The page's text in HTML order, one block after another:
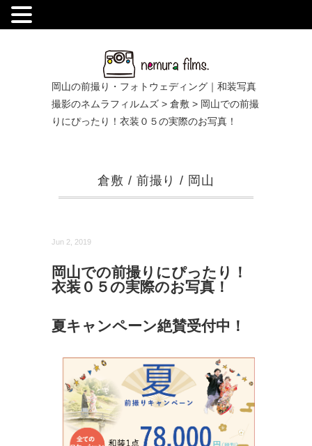
岡山の前撮り・フォトウェディング｜和装写真
撮影のネムラフィルムズ > 倉敷 > 岡山での前撮
りにぴったり！衣装０５の実際のお写真！
倉敷 / 前撮り / 岡山
Jun 2, 2019
岡山での前撮りにぴったり！
衣装０５の実際のお写真！
夏キャンペーン絶賛受付中！